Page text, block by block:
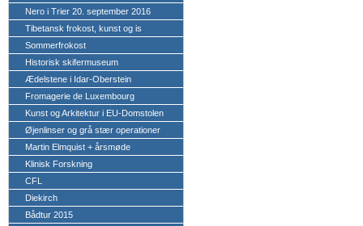
Nero i Trier 20. september 2016
Tibetansk frokost, kunst og is
Sommerfrokost
Historisk skifermuseum
Ædelstene i Idar-Oberstein
Fromagerie de Luxembourg
Kunst og Arkitektur i EU-Domstolen
Øjenlinser og grå stær operationer
Martin Elmquist + årsmøde
Klinisk Forskning
CFL
Diekirch
Bådtur 2015